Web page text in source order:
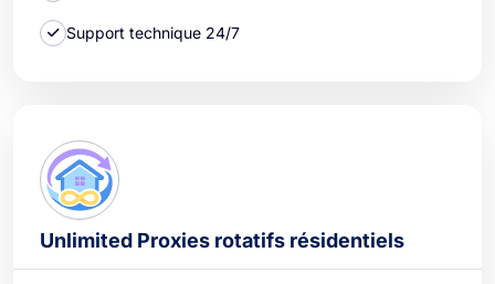
Support technique 24/7
Unlimited Proxies rotatifs résidentiels